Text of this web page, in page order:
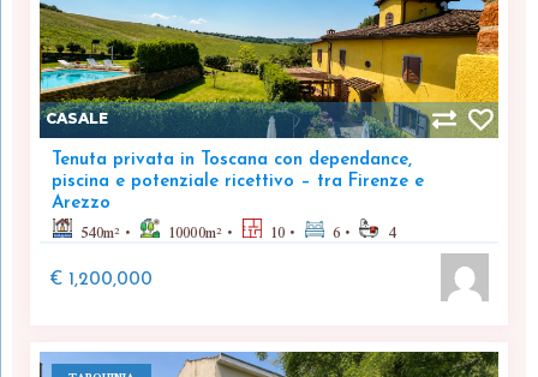
CASALE
Tenuta privata in Toscana con dependance,
piscina e potenziale ricettivo – tra Firenze e
Arezzo
540m² 10000m² 10 6 4
€ 1,200,000